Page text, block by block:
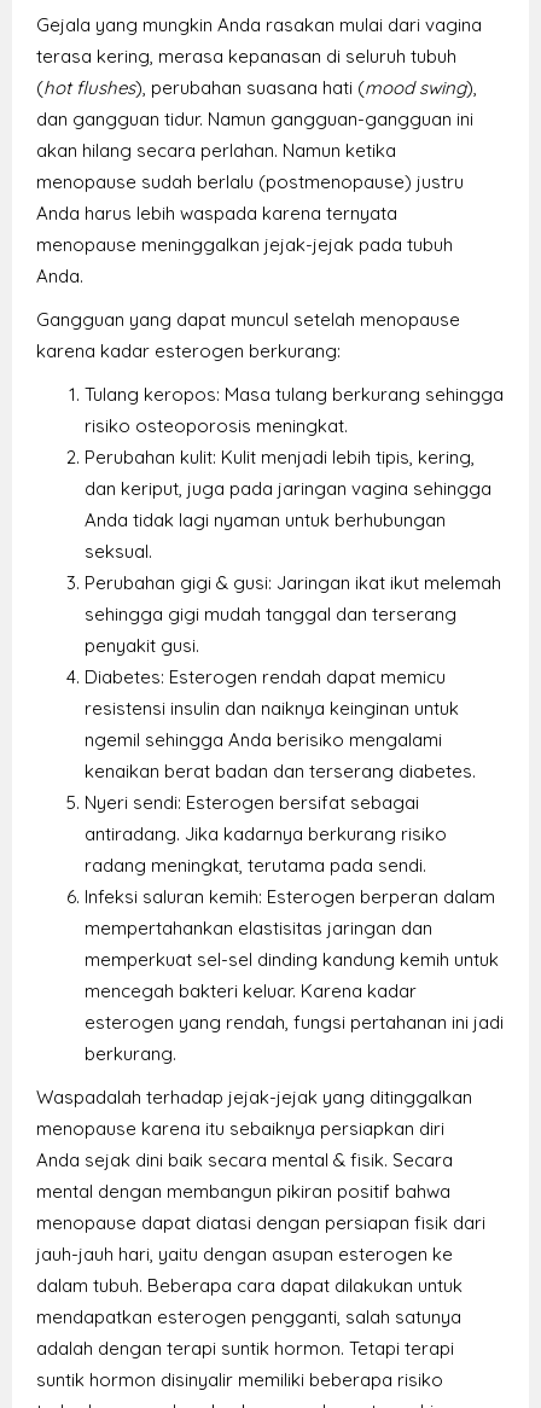
Gejala yang mungkin Anda rasakan mulai dari vagina
terasa kering, merasa kepanasan di seluruh tubuh
(hot flushes), perubahan suasana hati (mood swing),
dan gangguan tidur. Namun gangguan-gangguan ini
akan hilang secara perlahan. Namun ketika
menopause sudah berlalu (postmenopause) justru
Anda harus lebih waspada karena ternyata
menopause meninggalkan jejak-jejak pada tubuh
Anda.
Gangguan yang dapat muncul setelah menopause
karena kadar esterogen berkurang:
Tulang keropos: Masa tulang berkurang sehingga
risiko osteoporosis meningkat.
Perubahan kulit: Kulit menjadi lebih tipis, kering,
dan keriput, juga pada jaringan vagina sehingga
Anda tidak lagi nyaman untuk berhubungan
seksual.
Perubahan gigi & gusi: Jaringan ikat ikut melemah
sehingga gigi mudah tanggal dan terserang
penyakit gusi.
Diabetes: Esterogen rendah dapat memicu
resistensi insulin dan naiknya keinginan untuk
ngemil sehingga Anda berisiko mengalami
kenaikan berat badan dan terserang diabetes.
Nyeri sendi: Esterogen bersifat sebagai
antiradang. Jika kadarnya berkurang risiko
radang meningkat, terutama pada sendi.
Infeksi saluran kemih: Esterogen berperan dalam
mempertahankan elastisitas jaringan dan
memperkuat sel-sel dinding kandung kemih untuk
mencegah bakteri keluar. Karena kadar
esterogen yang rendah, fungsi pertahanan ini jadi
berkurang.
Waspadalah terhadap jejak-jejak yang ditinggalkan
menopause karena itu sebaiknya persiapkan diri
Anda sejak dini baik secara mental & fisik. Secara
mental dengan membangun pikiran positif bahwa
menopause dapat diatasi dengan persiapan fisik dari
jauh-jauh hari, yaitu dengan asupan esterogen ke
dalam tubuh. Beberapa cara dapat dilakukan untuk
mendapatkan esterogen pengganti, salah satunya
adalah dengan terapi suntik hormon. Tetapi terapi
suntik hormon disinyalir memiliki beberapa risiko